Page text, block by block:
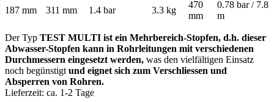
187 mm
311 mm 1.4 bar 3.3 kg
470
mm
0.78 bar / 7.8
m
Der Typ TEST MULTI ist ein Mehrbereich-Stopfen, d.h. dieser
Abwasser-Stopfen kann in Rohrleitungen mit verschiedenen
Durchmessern eingesetzt werden, was den vielfältigen Einsatz
noch begünstigt und eignet sich zum Verschliessen und
Absperren von Rohren.
Lieferzeit: ca. 1-2 Tage